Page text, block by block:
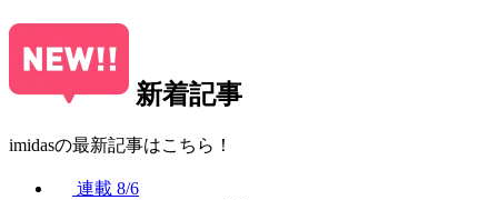
新着記事
imidasの最新記事はこちら！
連載 8/6